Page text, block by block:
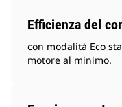
Efficienza del
con modalità Eco
motore al minimo.